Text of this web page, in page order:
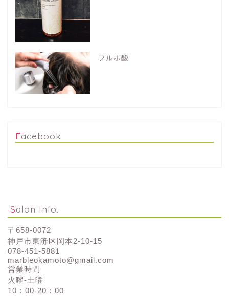
フルボ酸
Facebook
Salon Info.
〒658-0072
神戸市東灘区岡本2-10-15
078-451-5881
marbleokamoto@gmail.com
営業時間
火曜-土曜
10：00-20：00